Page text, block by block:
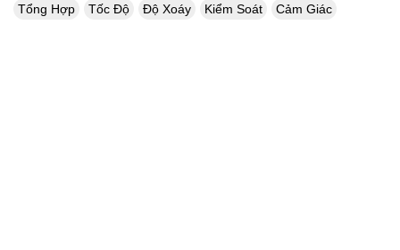
Tổng Hợp
Tốc Độ Độ Xoáy Kiểm Soát Cảm Giác